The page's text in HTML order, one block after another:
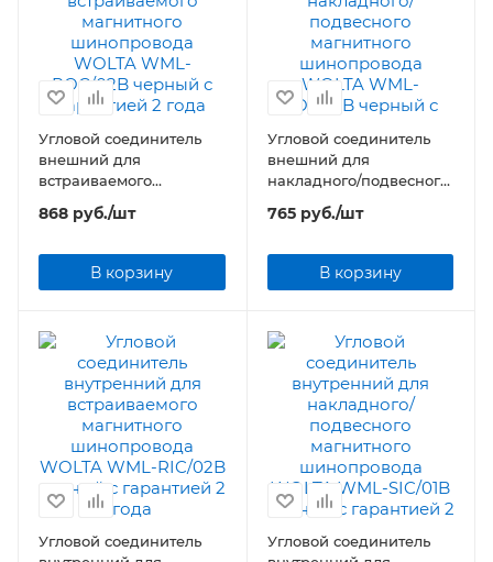
Угловой соединитель
внешний для
встраиваемого
магнитного
шинопровода WOLTA
868 руб./шт
В корзину
Угловой соединитель
внешний для
накладного/подвесного
магнитного
шинопровода WOLTA
765руб./шт
В корзину
Угловой соединитель
Угловой соединитель